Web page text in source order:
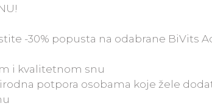
-30% popusta na odabrane BiVits
i kvalitetnom snu
potpora osobama koje žele